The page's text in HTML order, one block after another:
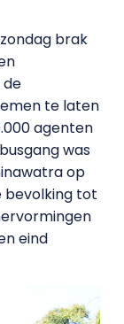
brak
te laten
agenten
was
op
bevolking tot
eind